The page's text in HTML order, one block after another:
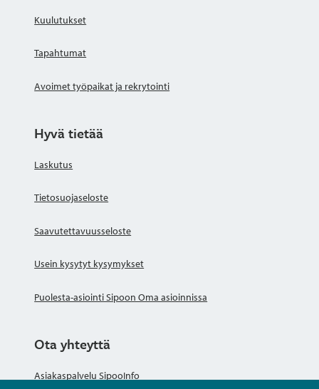
Kuulutukset
Tapahtumat
Avoimet työpaikat ja rekrytointi
Hyvä tietää
Laskutus
Tietosuojaseloste
Saavutettavuusseloste
Usein kysytyt kysymykset
Puolesta-asiointi Sipoon Oma asioinnissa
Ota yhteyttä
Asiakaspalvelu SipooInfo